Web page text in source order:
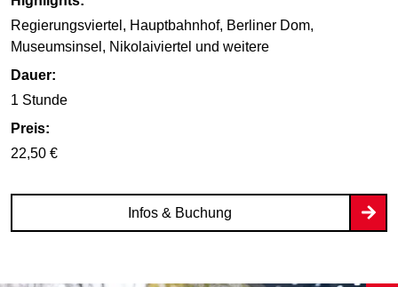
Regierungsviertel, Hauptbahnhof, Berliner Dom,
Museumsinsel, Nikolaiviertel und weitere
Dauer:
1 Stunde
Preis:
22,50 €
Infos & Buchung